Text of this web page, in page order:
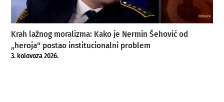
Krah lažnog moralizma: Kako je Nermin Šehović od
„heroja“ postao institucionalni problem
3. kolovoza 2026.